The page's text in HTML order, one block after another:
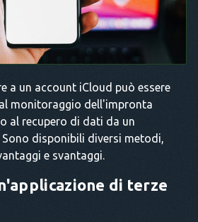
a un account iCloud può essere
monitoraggio dell'impronta
al recupero di dati da un
disponibili diversi metodi,
e svantaggi.
di terze